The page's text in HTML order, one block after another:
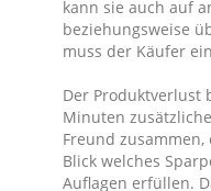
kann sie auch auf
beziehungsweise
muss der Käufer
Der Produktverlust
Minuten
Freund
Blick welches
Auflagen erfüllen.